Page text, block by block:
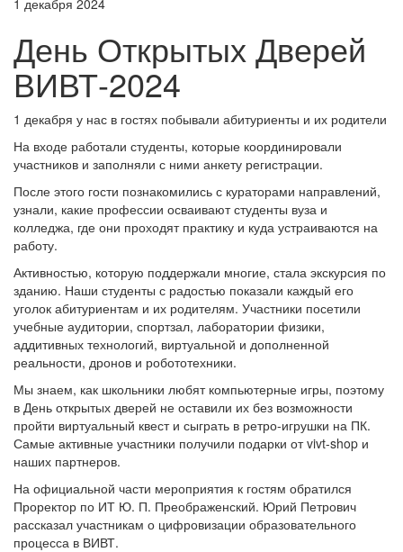
День Открытых Дверей
ВИВТ-2024
1 декабря у нас в гостях побывали абитуриенты и их родители
На входе работали студенты, которые координировали
участников и заполняли с ними анкету регистрации.
После этого гости познакомились с кураторами направлений,
узнали, какие профессии осваивают студенты вуза и
колледжа, где они проходят практику и куда устраиваются на
работу.
Активностью, которую поддержали многие, стала экскурсия по
зданию. Наши студенты с радостью показали каждый его
уголок абитуриентам и их родителям. Участники посетили
учебные аудитории, спортзал, лаборатории физики,
аддитивных технологий, виртуальной и дополненной
реальности, дронов и робототехники.
Мы знаем, как школьники любят компьютерные игры, поэтому
в День открытых дверей не оставили их без возможности
пройти виртуальный квест и сыграть в ретро-игрушки на ПК.
Самые активные участники получили подарки от vivt-shop и
наших партнеров.
На официальной части мероприятия к гостям обратился
Проректор по ИТ Ю. П. Преображенский. Юрий Петрович
рассказал участникам о цифровизации образовательного
процесса в ВИВТ.